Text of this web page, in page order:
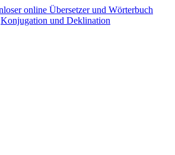
Konjugation und Deklination